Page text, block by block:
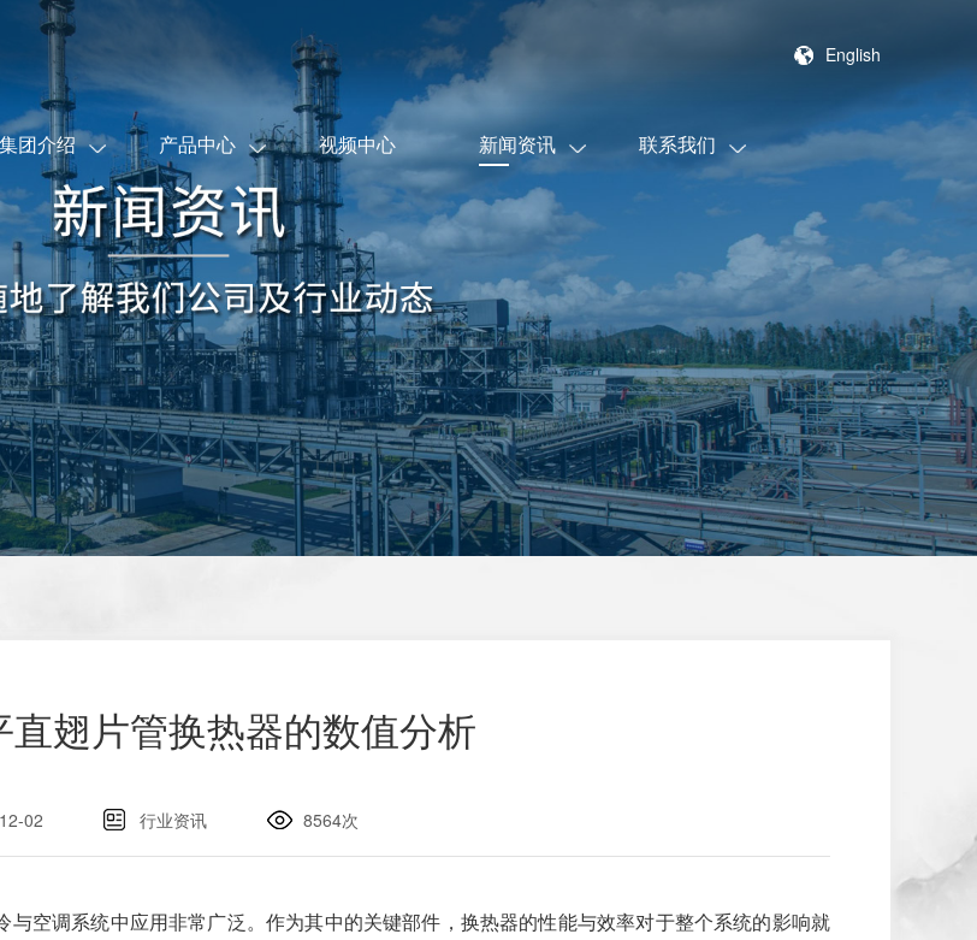
English
集团介绍 产品中心 视频中心 新闻资讯 联系我们
直翅片管换热器的数值分析
02 行业资讯 8564次
空调系统中应用非常广泛。作为其中的关键部件，换热器的性能与效率对于整个系统的影响就